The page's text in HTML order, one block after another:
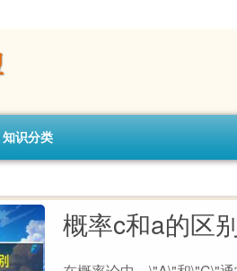
知识分类
概率c和a的区